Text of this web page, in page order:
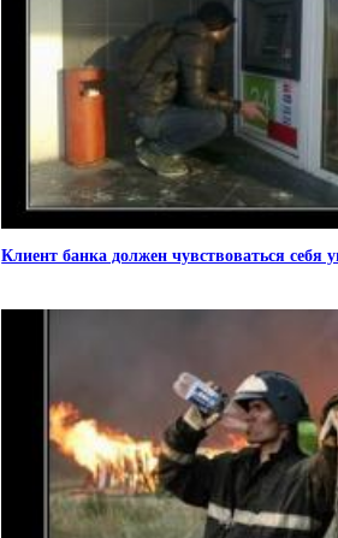
Клиент банка должен чувствоваться себя